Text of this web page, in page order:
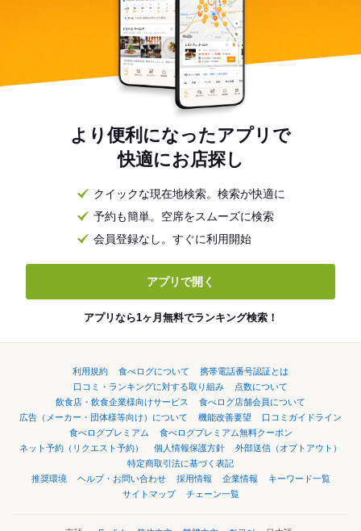
より便利になったアプリで
快適にお店探し
クイックな現在地検索。検索が快適に
予約も簡単。空席をスムーズに検索
会員登録なし。すぐに利用開始
アプリで開く
アプリなら1ヶ月無料でランキング検索！
利用規約 食べログについて
携帯電話番号認証とは
口コミ・ランキングに対する取り組み
点数について
飲食店・飲食企業様向けサービス
食べログ店舗会員について
広告（メーカー・団体様等向け）について
機能改善要望
口コミガイドライン
食べログプレミアム
食べログプレミアム無料クーポン
ネット予約（リクエスト予約）
個人情報保護方針
外部送信（オプトアウト）
特定商取引法に基づく表記
推奨環境
ヘルプ・お問い合わせ 採用情報 企業情報
キーワード一覧
サイトマップ
チェーン一覧